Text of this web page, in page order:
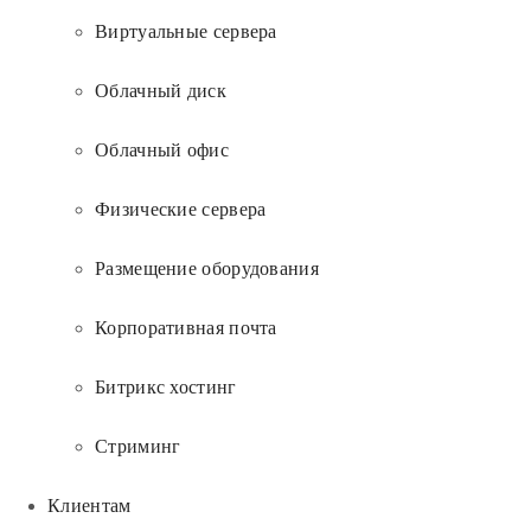
Виртуальные сервера
Облачный диск
Облачный офис
Физические сервера
Размещение оборудования
Корпоративная почта
Битрикс хостинг
Стриминг
Клиентам